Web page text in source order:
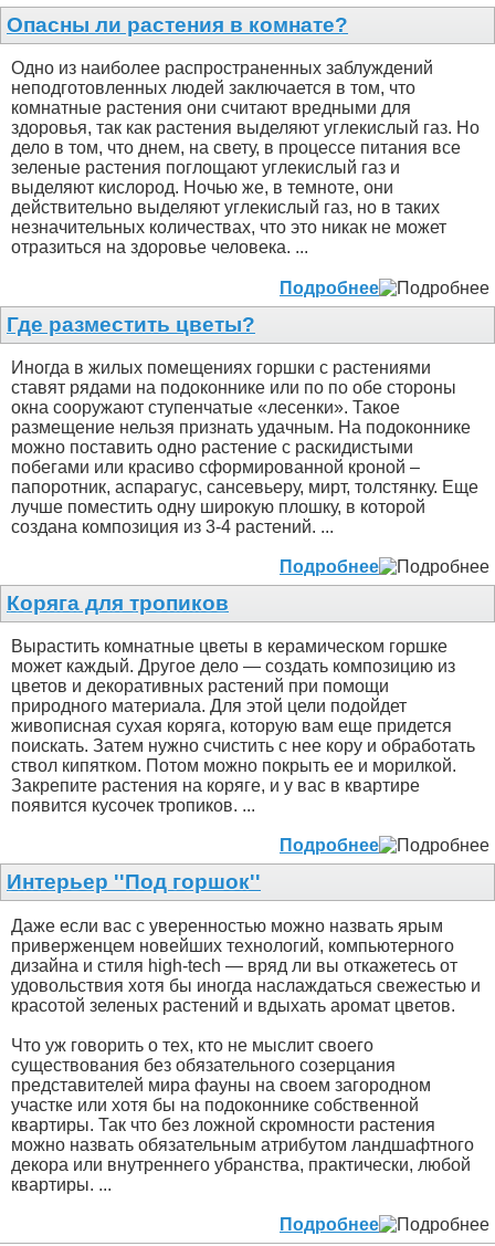
Опасны ли растения в комнате?
Одно из наиболее распространенных заблуждений
неподготовленных людей заключается в том, что
комнатные растения они считают вредными для
здоровья, так как растения выделяют углекислый газ. Но
дело в том, что днем, на свету, в процессе питания все
зеленые растения поглощают углекислый газ и
выделяют кислород. Ночью же, в темноте, они
действительно выделяют углекислый газ, но в таких
незначительных количествах, что это никак не может
отразиться на здоровье человека. ...
Подробнее
Где разместить цветы?
Иногда в жилых помещениях горшки с растениями
ставят рядами на подоконнике или по по обе стороны
окна сооружают ступенчатые «лесенки». Такое
размещение нельзя признать удачным. На подоконнике
можно поставить одно растение с раскидистыми
побегами или красиво сформированной кроной –
папоротник, аспарагус, сансевьеру, мирт, толстянку. Еще
лучше поместить одну широкую плошку, в которой
создана композиция из 3-4 растений. ...
Подробнее
Коряга для тропиков
Вырастить комнатные цветы в керамическом горшке
может каждый. Другое дело — создать композицию из
цветов и декоративных растений при помощи
природного материала. Для этой цели подойдет
живописная сухая коряга, которую вам еще придется
поискать. Затем нужно счистить с нее кору и обработать
ствол кипятком. Потом можно покрыть ее и морилкой.
Закрепите растения на коряге, и у вас в квартире
появится кусочек тропиков. ...
Подробнее
Интерьер ''Под горшок''
Даже если вас с уверенностью можно назвать ярым
приверженцем новейших технологий, компьютерного
дизайна и стиля high-tech — вряд ли вы откажетесь от
удовольствия хотя бы иногда наслаждаться свежестью и
красотой зеленых растений и вдыхать аромат цветов.
Что уж говорить о тех, кто не мыслит своего
существования без обязательного созерцания
представителей мира фауны на своем загородном
участке или хотя бы на подоконнике собственной
квартиры. Так что без ложной скромности растения
можно назвать обязательным атрибутом ландшафтного
декора или внутреннего убранства, практически, любой
квартиры. ...
Подробнее